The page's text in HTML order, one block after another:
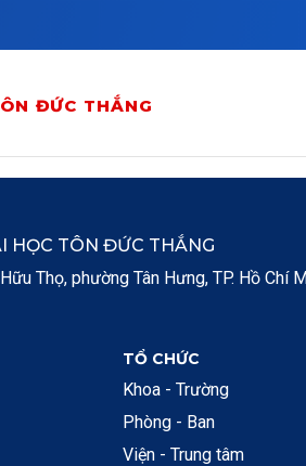
ĐỨC THẮNG
HỌC TÔN ĐỨC THẮNG
Thọ, phường Tân Hưng, TP. Hồ Chí
TỔ CHỨC
Khoa - Trường
Phòng - Ban
Viện - Trung tâm